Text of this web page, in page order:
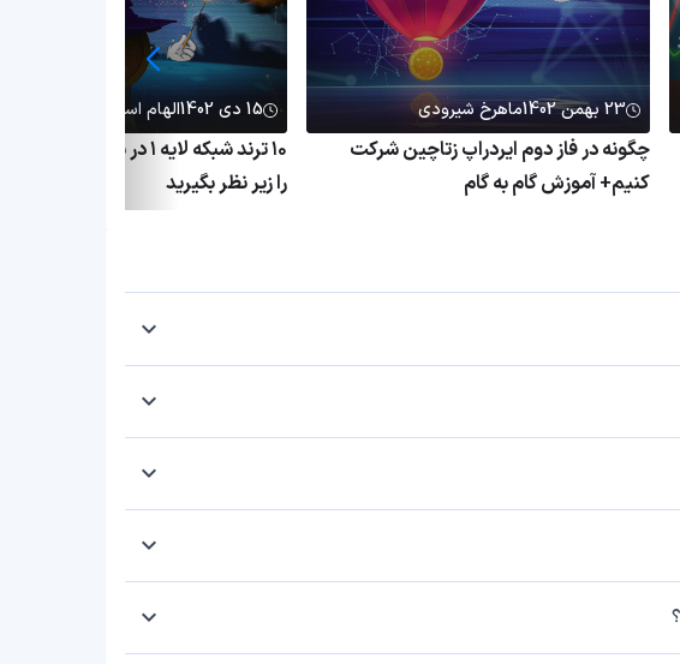
23 بهمن 1402 ماهرخ شیرودی
چگونه در فاز دوم ایردراپ زتاچین شرکت
کنیم+ آموزش گام به گام
15 دی 1402 الهام اسماعیلی
را زیر نظر بگیرید